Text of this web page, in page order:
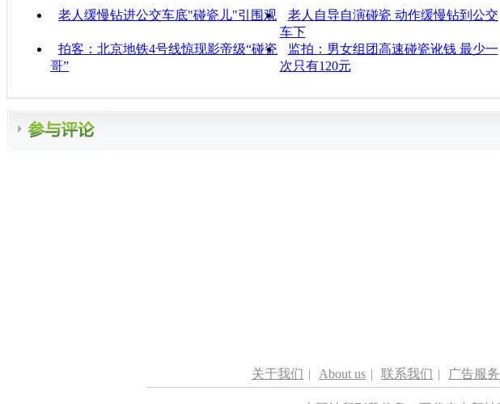
老人缓慢钻进公交车底"碰瓷儿"引围观
老人自导自演碰瓷 动作缓慢钻到公交
车下
拍客：北京地铁4号线惊现影帝级“碰瓷
哥”
监拍：男女组团高速碰瓷讹钱 最少一
次只有120元
关于我们 | About us | 联系我们 | 广告服务